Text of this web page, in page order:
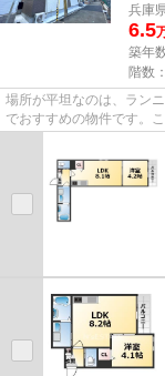
兵庫
6.5
築年
階数
場所が平坦なのは、ラン
でおすすめの物件です。